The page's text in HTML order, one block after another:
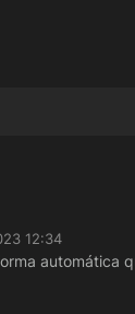
12:34
automática